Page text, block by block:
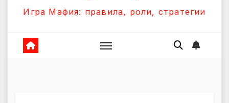
Игра Мафия: правила, роли, стратегии